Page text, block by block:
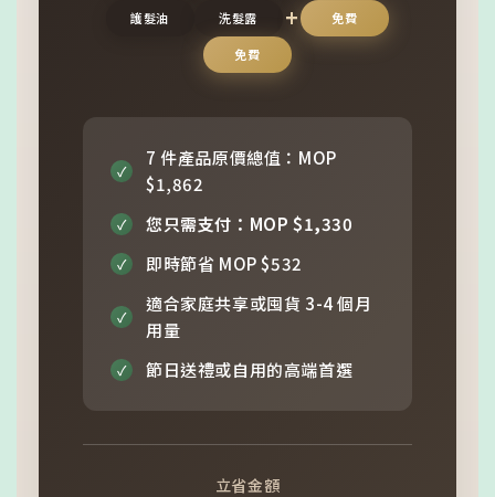
護髮油 洗髮露 + 免費
免費
✓
7 件產品原價總值：MOP
$1,862
✓ 您只需支付：MOP $1,330
✓ 即時節省 MOP $532
✓
適合家庭共享或囤貨 3-4 個月
用量
✓ 節日送禮或自用的高端首選
立省金額